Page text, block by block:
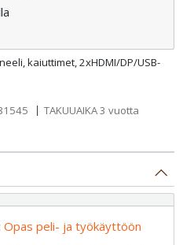
kaiuttimet, 2xHDMI/DP/USB-
TAKUUAIKA 3 vuotta
Opas peli- ja työkäyttöön